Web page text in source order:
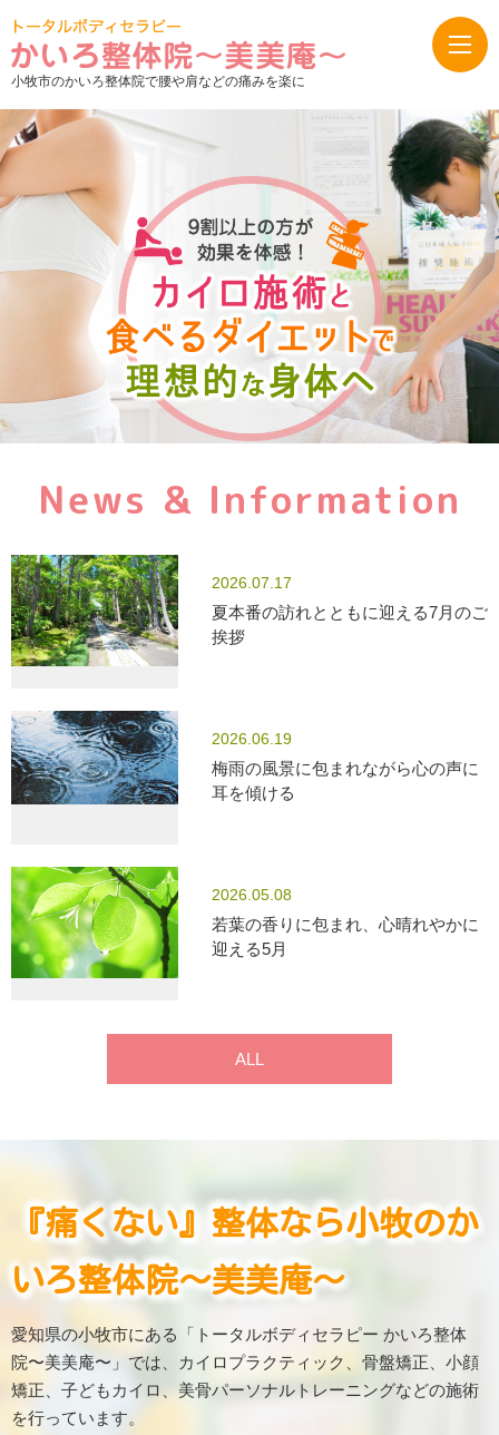
小牧市のかいろ整体院で腰や肩などの痛みを楽に
News & Information
2026.07.17
夏本番の訪れとともに迎える7月のご
挨拶
2026.06.19
梅雨の風景に包まれながら心の声に
耳を傾ける
2026.05.08
若葉の香りに包まれ、心晴れやかに
迎える5月
ALL
『痛くない』整体なら小牧のか
いろ整体院〜美美庵〜
愛知県の小牧市にある「トータルボディセラピー かいろ整体
院〜美美庵〜」では、カイロプラクティック、骨盤矯正、小顔
矯正、子どもカイロ、美骨パーソナルトレーニングなどの施術
を行っています。